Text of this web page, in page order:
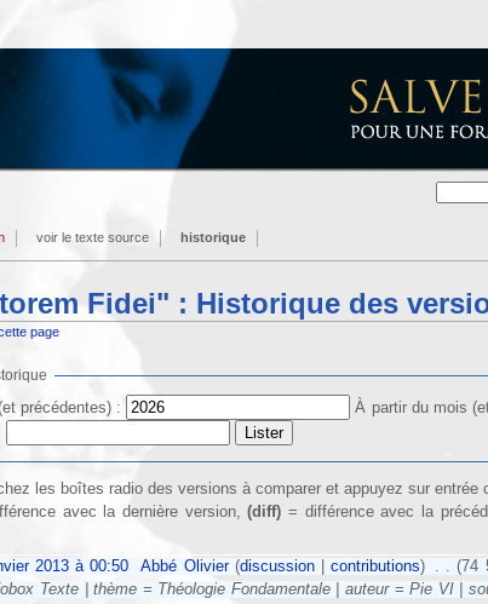
Fidei" : Historique des
page
précédentes) :
À partir du mois
les boîtes radio des versions à comparer et appuyez sur entrée
avec la dernière version,(diff) = différence avec la
2013 à 00:50 Abbé Olivier (discussion|contributions) . . (74
Texte | thème = Théologie Fondamentale | auteur = Pie VI |
voir le texte source historique